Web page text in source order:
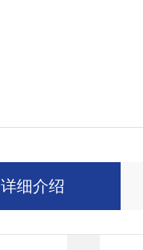
详细介绍